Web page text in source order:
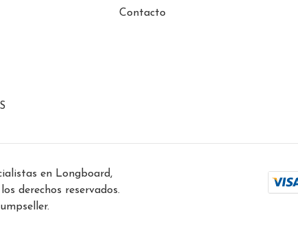
Contacto
en Longboard,
derechos reservados.
.